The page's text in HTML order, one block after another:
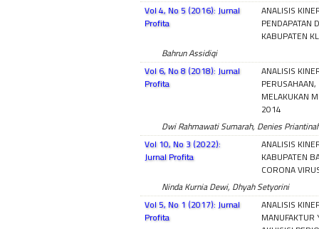
Vol 4, No 5 (2016): Jurnal
Profita
ANALISIS
PENDAPATAN
KABUPATEN
Bahrun Assidiqi
Vol 6, No 8 (2018): Jurnal
Profita
ANALISIS
MELAKUKAN
2014
Dwi Rahmawati Sumarah, Denies
Vol 10, No 3 (2022):
Jurnal Profita
ANALISIS
KABUPATEN
CORONA
Ninda Kurnia Dewi, Dhyah Setyorini
Vol 5, No 1 (2017): Jurnal
Profita
ANALISIS